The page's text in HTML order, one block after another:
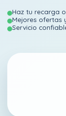
Haz tu recarga
Mejores ofertas
Servicio